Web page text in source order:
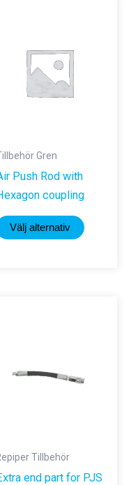
Gren
Push Rod with
coupling
Välj alternativ
Den
Tillbehör
end part for PJS